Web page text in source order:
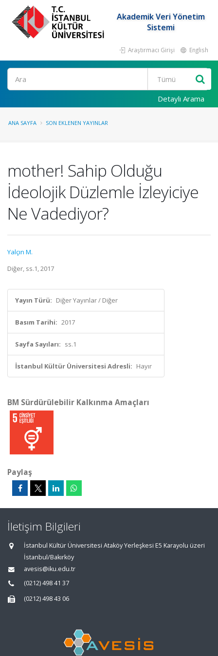
Akademik Veri Yönetim
Sistemi
Araştırmacı Girişi English
Ara
Detaylı Arama
ANA SAYFA SON EKLENEN YAYINLAR
mother! Sahip Olduğu
İdeolojik Düzlemle İzleyiciye
Ne Vadediyor?
Yalçın M.
Diğer, ss.1, 2017
Yayın Türü: Diğer Yayınlar / Diğer
Basım Tarihi: 2017
Sayfa Sayıları: ss.1
İstanbul Kültür Üniversitesi Adresli: Hayır
BM Sürdürülebilir Kalkınma Amaçları
Paylaş
İletişim Bilgileri
İstanbul Kültür Üniversitesi Ataköy Yerleşkesi E5 Karayolu üzeri
İstanbul/Bakırköy
avesis@iku.edu.tr
(0212) 498 41 37
(0212) 498 43 06